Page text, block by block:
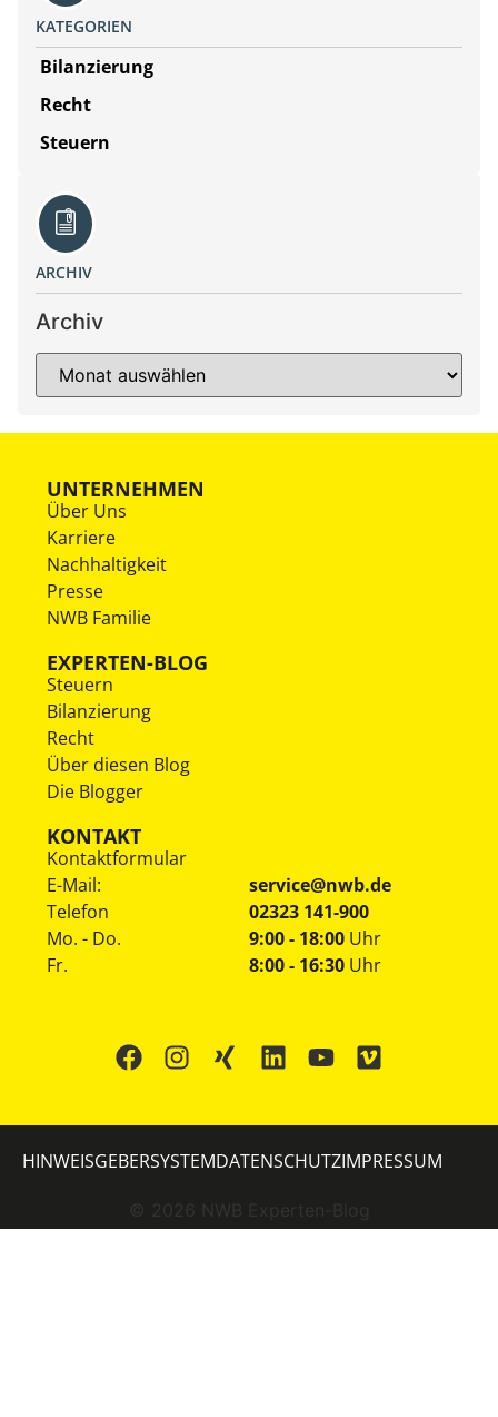
KATEGORIEN
Bilanzierung
Recht
Steuern
ARCHIV
Archiv
UNTERNEHMEN
Über Uns
Karriere
Nachhaltigkeit
Presse
NWB Familie
EXPERTEN-BLOG
Steuern
Bilanzierung
Recht
Über diesen Blog
Die Blogger
KONTAKT
Kontaktformular
E-Mail:
service@nwb.de
Telefon
02323 141-900
Mo. - Do.
Fr.
9:00 - 18:00 Uhr
8:00 - 16:30 Uhr
© 2026 NWB Experten-Blog
HINWEISGEBERSYSTEMDATENSCHUTZIMPRESSUM